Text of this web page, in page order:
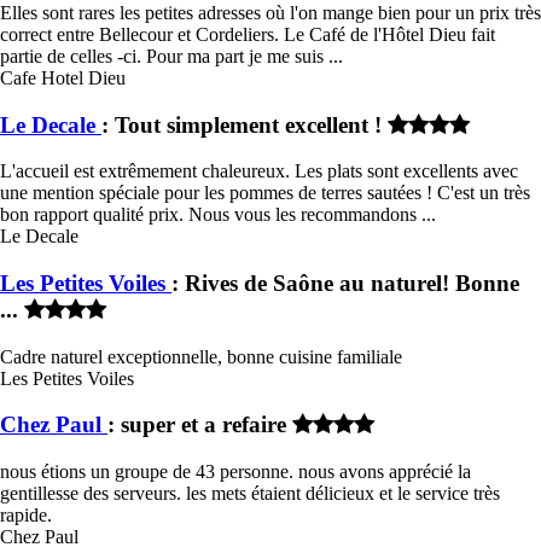
Elles sont rares les petites adresses où l'on mange bien pour un prix très
correct entre Bellecour et Cordeliers. Le Café de l'Hôtel Dieu fait
partie de celles -ci. Pour ma part je me suis ...
Cafe Hotel Dieu
Le Decale : Tout simplement excellent !
L'accueil est extrêmement chaleureux. Les plats sont excellents avec
une mention spéciale pour les pommes de terres sautées ! C'est un très
bon rapport qualité prix. Nous vous les recommandons ...
Le Decale
Les Petites Voiles : Rives de Saône au naturel! Bonne
...
Cadre naturel exceptionnelle, bonne cuisine familiale
Les Petites Voiles
Chez Paul : super et a refaire
nous étions un groupe de 43 personne. nous avons apprécié la
gentillesse des serveurs. les mets étaient délicieux et le service très
rapide.
Chez Paul